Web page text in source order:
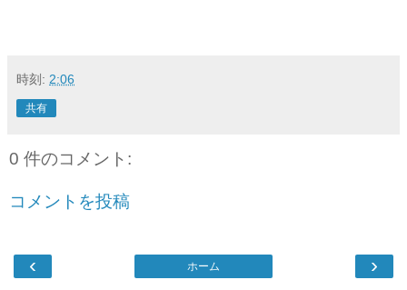
時刻: 2:06
共有
0 件のコメント:
コメントを投稿
‹ ›
ホーム